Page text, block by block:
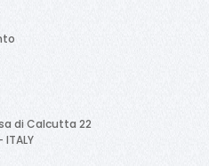
di Calcutta 22